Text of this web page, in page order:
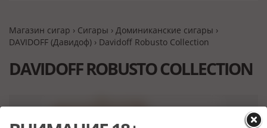
Магазин сигар › Сигары › Доминиканские сигары ›
DAVIDOFF (Давидоф) › Davidoff Robusto Collection
DAVIDOFF ROBUSTO COLLECTION